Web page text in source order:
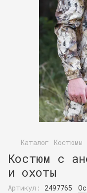
Каталог Костюмы
Костюм с
и охоты
Артикул: 2497765